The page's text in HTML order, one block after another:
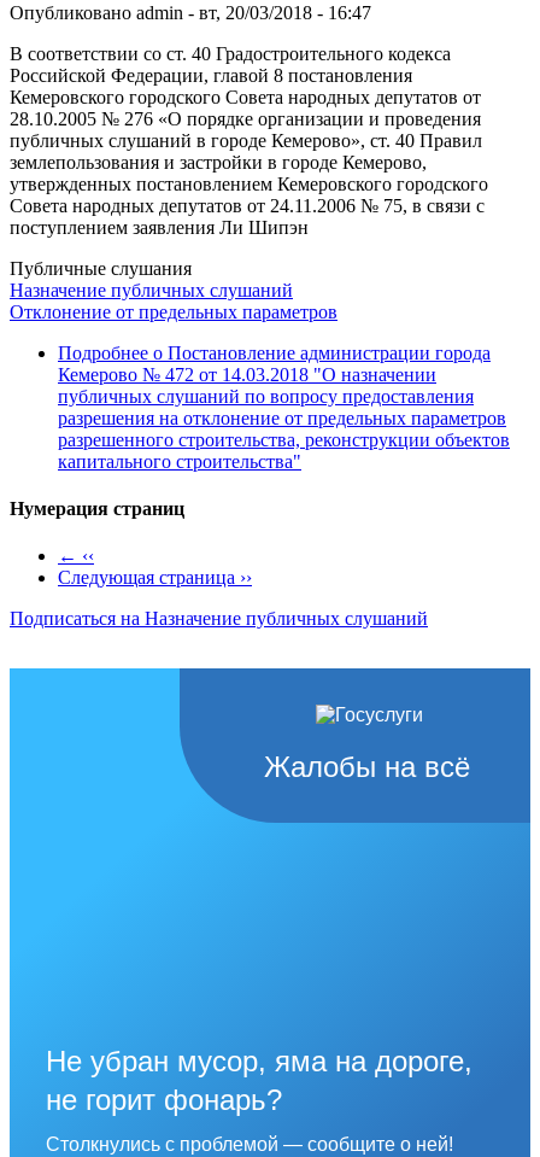
Опубликовано admin - вт, 20/03/2018 - 16:47
В соответствии со ст. 40 Градостроительного кодекса
Российской Федерации, главой 8 постановления
Кемеровского городского Совета народных депутатов от
28.10.2005 № 276 «О порядке организации и проведения
публичных слушаний в городе Кемерово», ст. 40 Правил
землепользования и застройки в городе Кемерово,
утвержденных постановлением Кемеровского городского
Совета народных депутатов от 24.11.2006 № 75, в связи с
поступлением заявления Ли Шипэн
Публичные слушания
Назначение публичных слушаний
Отклонение от предельных параметров
Подробнее о Постановление администрации города
Кемерово № 472 от 14.03.2018 "О назначении
публичных слушаний по вопросу предоставления
разрешения на отклонение от предельных параметров
разрешенного строительства, реконструкции объектов
капитального строительства"
Нумерация страниц
← ‹‹
Следующая страница ››
Подписаться на Назначение публичных слушаний
Жалобы на всё
Не убран мусор, яма на дороге,
не горит фонарь?
Столкнулись с проблемой — сообщите о ней!